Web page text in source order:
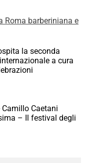
Roma barberiniana e
la seconda
a cura
Caetani
– Il festival degli